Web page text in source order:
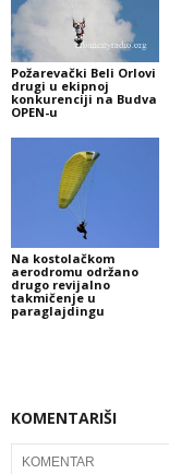
Požarevački Beli Orlovi
drugi u ekipnoj
konkurenciji na Budva
OPEN-u
Na kostolačkom
aerodromu održano
drugo revijalno
takmičenje u
paraglajdingu
KOMENTARIŠI